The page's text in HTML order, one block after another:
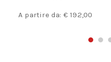
A partire da: € 192,00